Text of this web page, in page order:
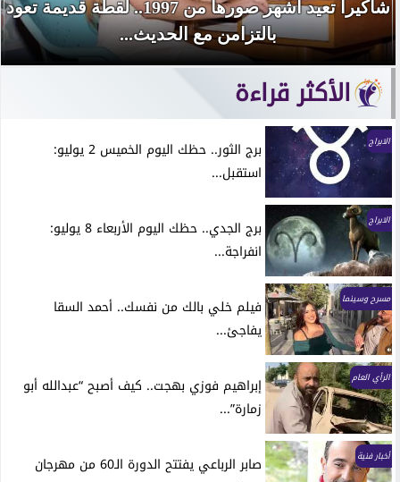
شاكيرا تعيد أشهر صورها من 1997.. لقطة قديمة تعود
بالتزامن مع الحديث...
الأكثر قراءة
الابراج
برج الثور.. حظك اليوم الخميس 2 يوليو:
استقبل...
الابراج
برج الجدي.. حظك اليوم الأربعاء 8 يوليو:
انفراجة...
مسرح وسينما
فيلم خلي بالك من نفسك.. أحمد السقا
يفاجئ...
الرأي العام
إبراهيم فوزي بهجت.. كيف أصبح “عبدالله أبو
زمارة”...
أخبار فنية
صابر الرباعي يفتتح الدورة الـ60 من مهرجان